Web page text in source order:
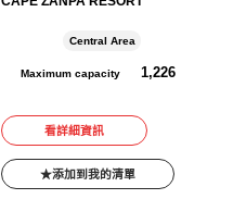
Central Area
Maximum capacity 1,226
看詳細資訊
添加到我的清單